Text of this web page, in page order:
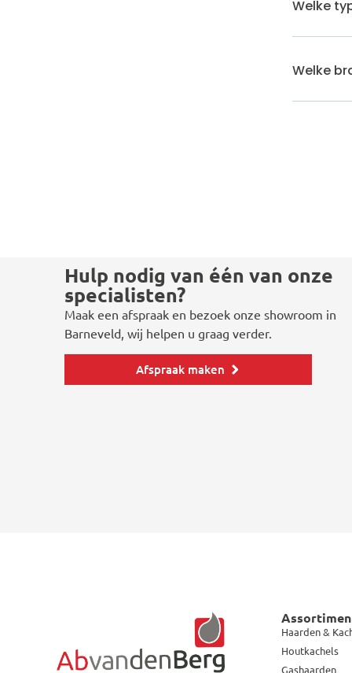
Welke
Welke
Hulp nodig van één van onze
specialisten?
Maak een afspraak en bezoek onze showroom in
Barneveld, wij helpen u graag verder.
Afspraak maken
Haarden &
Houtkachels
Gashaarden